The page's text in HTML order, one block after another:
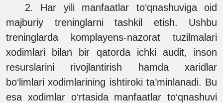
2. Har yili manfaatlar to‘qnashuviga oid
majburiy treninglarni tashkil etish. Ushbu
treninglarda komplayens-nazorat tuzilmalari
xodimlari bilan bir qatorda ichki audit, inson
resurslarini rivojlantirish hamda xaridlar
bo‘limlari xodimlarining ishtiroki ta’minlanadi. Bu
esa xodimlar o‘rtasida manfaatlar to‘qnashuvi